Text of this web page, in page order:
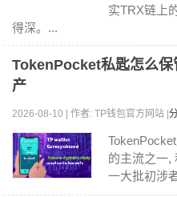
实TRX链上
得深。...
TokenPocket私匙怎么保
产
2026-08-10 | 作者: TP钱包官方网站 |
的主流之一,
一大批初涉